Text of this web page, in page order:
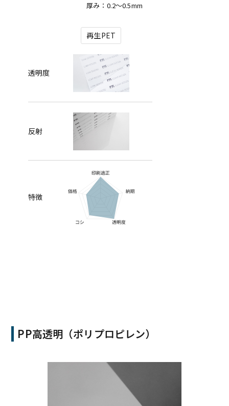
厚み：0.2～0.5mm
再生PET
透明度
反射
特徴
PP高透明（ポリプロピレン）